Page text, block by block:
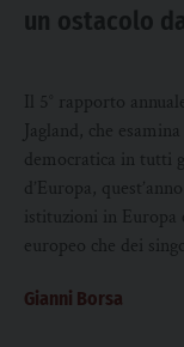
un ostacolo
Il 5° rapporto
Jagland, che
democratica in tutti
d’Europa,
istituzioni in
europeo che dei
Gianni Borsa